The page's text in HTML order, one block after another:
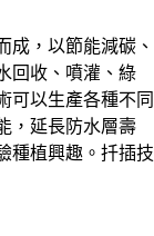
成，以節能減碳、
回收、噴灌、綠
可以生產各種不同
，延長防水層壽
種植興趣。扦插技